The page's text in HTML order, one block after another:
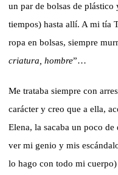
un par de bolsas de plástico
tiempos) hasta allí. A mi tía
ropa en bolsas, siempre
criatura, hombre”…
Me trataba siempre con
carácter y creo que a ella,
Elena, la sacaba un poco
ver mi genio y mis
lo hago con todo mi